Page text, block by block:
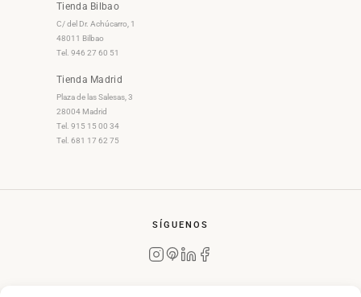
Tienda Bilbao
C/ del Dr. Achúcarro, 1
48011 Bilbao
Tel. 946 27 60 51
Tienda Madrid
Plaza de las Salesas, 3
28004 Madrid
Tel. 915 15 00 34
Tel. 681 17 62 75
SÍGUENOS